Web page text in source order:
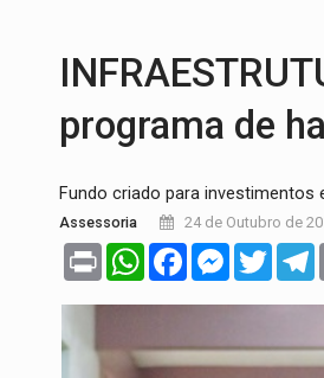
programa de
Fundo criado para
Assessoria 24 de Outubro de
Print WhatsAppFacebookMessenger